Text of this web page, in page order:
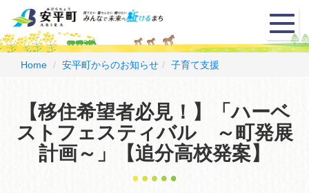
メ
ニ
ュ
Home 安平町からのお知らせ 子育て支援
【移住希望者必見！】「ハーベ
ストフェスティバル ～町発展
計画～」【追分高校発案】